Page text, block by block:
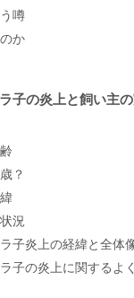
噂
か
子の炎上と飼い主
？
況
子炎上の経緯と全体
子の炎上に関するよ